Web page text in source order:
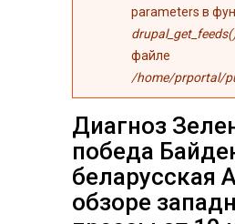
parameters в
файле
/home/prportal/
Диагноз
победа
беларусская
обзоре